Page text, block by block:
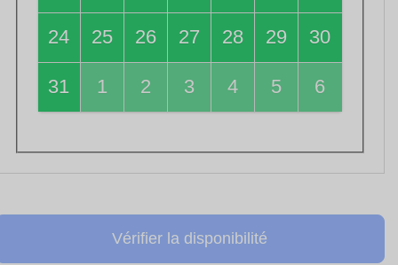
24 25 26 27 28 29 30
31 1 2 3 4 5 6
Vérifier la disponibilité